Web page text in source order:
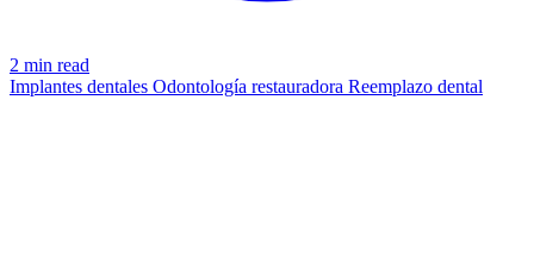
2 min read
Implantes dentales Odontología restauradora Reemplazo dental